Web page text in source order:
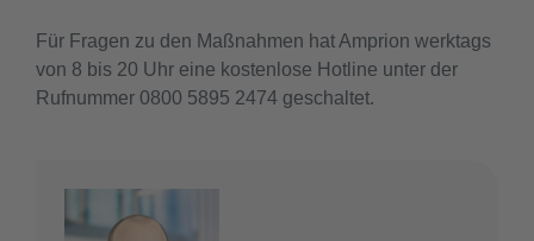
Für Fragen zu den Maßnahmen hat Amprion werktags
von 8 bis 20 Uhr eine kostenlose Hotline unter der
Rufnummer 0800 5895 2474 geschaltet.